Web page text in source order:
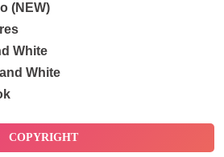
(NEW)
White
White
COPYRIGHT